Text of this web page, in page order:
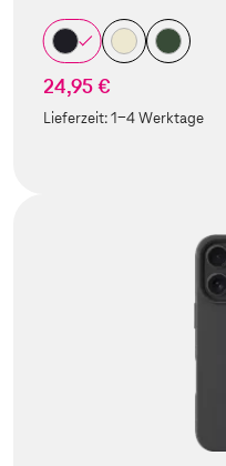
24,95 €
Lieferzeit:1-4 Werktage